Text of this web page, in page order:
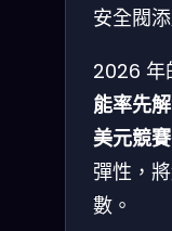
安全閥
2026 年
能率先
美元競
彈性，
數。